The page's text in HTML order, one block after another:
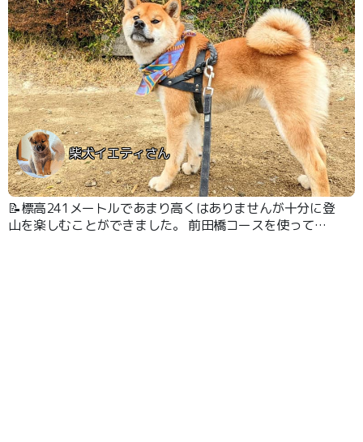
柴犬イエティさん
📝標高241メートルであまり高くはありませんが十分に登
山を楽しむことができました。 前田橋コースを使って登